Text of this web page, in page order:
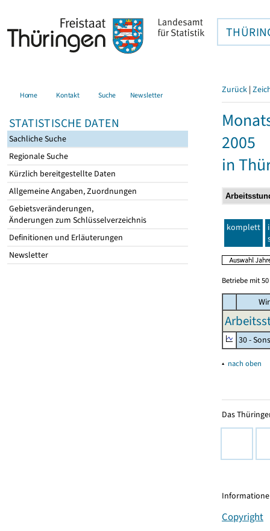
Home Kontakt Suche Newsletter
STATISTISCHE DATEN
Sachliche Suche
Regionale Suche
Kürzlich bereitgestellte Daten
Allgemeine Angaben, Zuordnungen
Gebietsveränderungen,
Änderungen zum Schlüsselverzeichnis
Definitionen und Erläuterungen
Newsletter
Zurück |
2005
in
komplett
Betriebe mit
30 -
▴ nach oben
Das
Copyright